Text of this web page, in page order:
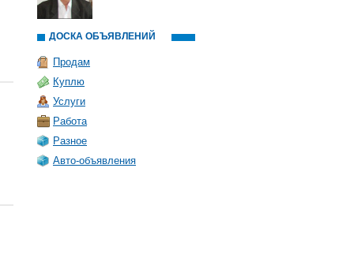
ДОСКА ОБЪЯВЛЕНИЙ
Продам
Куплю
Услуги
Работа
Разное
Авто-объявления